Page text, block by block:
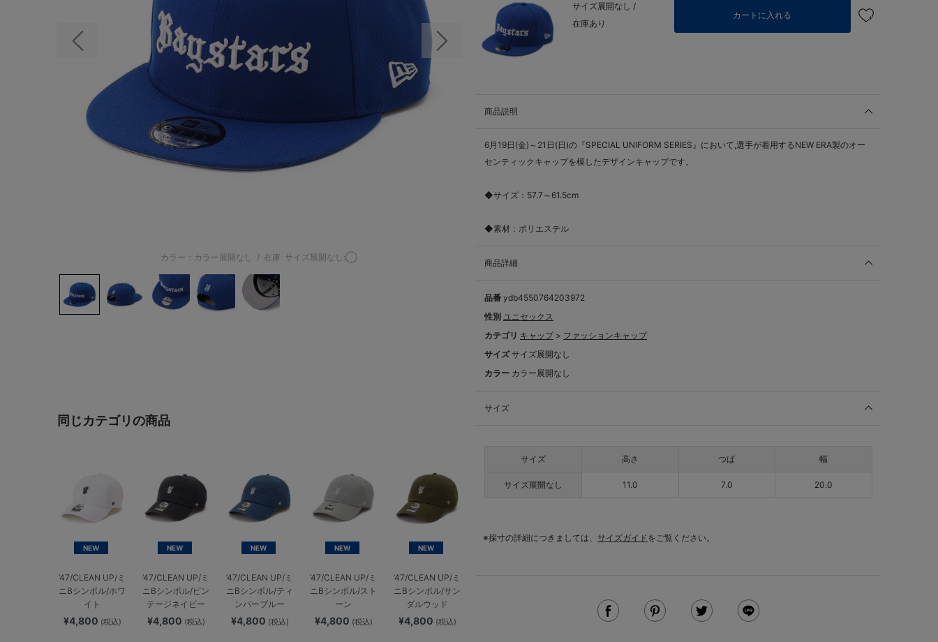
前の画像 次の画像
カラー：カラー展開なし / 在庫 サイズ展開なし:◯
同じカテゴリの商品
NEW
’47/CLEAN UP/ミ
ニBシンボル/ホワ
イト
¥4,800 (税込)
NEW
’47/CLEAN UP/ミ
ニBシンボル/ビン
テージネイビー
¥4,800 (税込)
NEW
’47/CLEAN UP/ミ
ニBシンボル/ティ
ンバーブルー
¥4,800 (税込)
NEW
’47/CLEAN UP/ミ
ニBシンボル/スト
ーン
¥4,800 (税込)
NEW
’47/CLEAN UP/ミ
ニBシンボル/サン
ダルウッド
¥4,800 (税込)
サイズ展開なし /
在庫あり
カートに入れる
商品説明
6月19日(金)～21日(日)の『SPECIAL UNIFORM SERIES』において,選手が着用するNEW ERA製のオー
センティックキャップを模したデザインキャップです。
◆サイズ：57.7～61.5cm
◆素材：ポリエステル
商品詳細
品番 ydb4550764203972
性別 ユニセックス
カテゴリ キャップ > ファッションキャップ
サイズ サイズ展開なし
カラー カラー展開なし
サイズ
サイズ 高さ つば 幅
サイズ展開なし 11.0 7.0 20.0
※採寸の詳細につきましては、 サイズガイドをご覧ください。